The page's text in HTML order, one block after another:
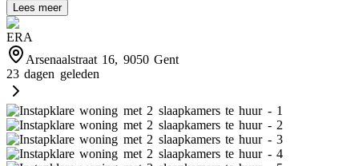
Lees meer
ERA
Arsenaalstraat 16, 9050 Gent
23 dagen geleden